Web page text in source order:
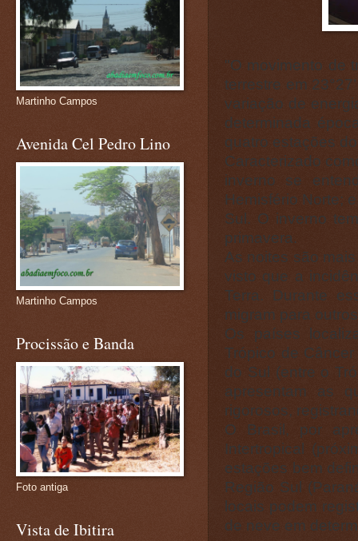
"O movimento de
terrestre em
variação de
determinada
quatro estações
Caracterizado
inverno se
Hemisfério Norte;
Sul. O inverno
primavera.
As noites são
visto que a
Terra. Durante
migram para
Os países
Trópico de
do Sul (entre o
apresentam as
rigorosos,
O Brasil, por
Intertropical
estações bem
Região Sul
locais podem
de neve em
Martinho Campos
Avenida Cel Pedro Lino
Martinho Campos
Procissão e Banda
Foto antiga
Vista de Ibitira